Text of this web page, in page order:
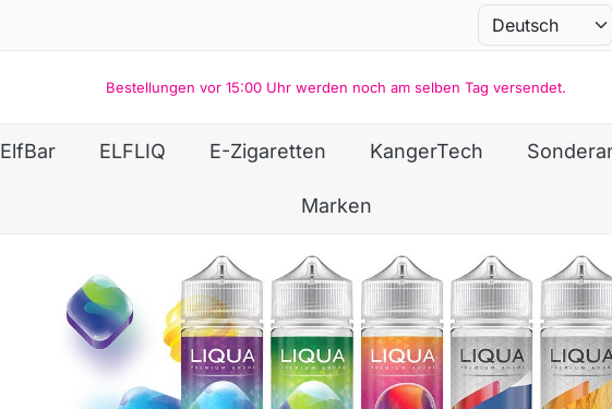
Bestellungen vor 15:00 Uhr werden noch am selben Tag versendet.
ElfBar ELFLIQ E-Zigaretten KangerTech
Marken